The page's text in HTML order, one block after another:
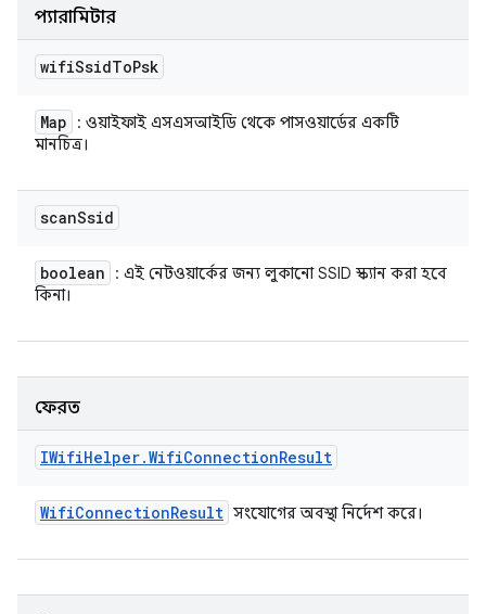
প্যারামিটার
wifiSsidToPsk
Map
: ওয়াইফাই এসএসআইডি থেকে পাসওয়ার্ডের একটি
মানচিত্র।
scanSsid
boolean
: এই নেটওয়ার্কের জন্য লুকানো SSID স্ক্যান করা হবে
কিনা।
ফেরত
IWifiHelper.WifiConnectionResult
WifiConnectionResult সংযোগের অবস্থা নির্দেশ করে।